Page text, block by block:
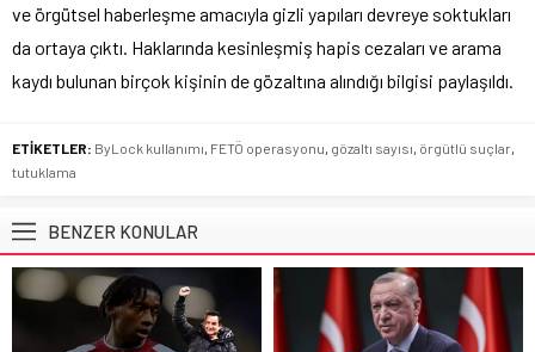
ve örgütsel haberleşme amacıyla gizli yapıları devreye soktukları
da ortaya çıktı. Haklarında kesinleşmiş hapis cezaları ve arama
kaydı bulunan birçok kişinin de gözaltına alındığı bilgisi paylaşıldı.
ETİKETLER: ByLock kullanımı, FETÖ operasyonu, gözaltı sayısı, örgütlü suçlar,
tutuklama
BENZER KONULAR